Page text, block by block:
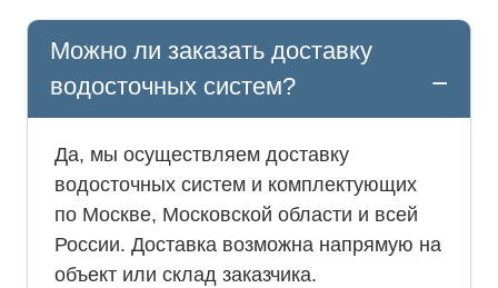
Можно ли заказать доставку
водосточных систем?
Да, мы осуществляем доставку
водосточных систем и комплектующих
по Москве, Московской области и всей
России. Доставка возможна напрямую на
объект или склад заказчика.